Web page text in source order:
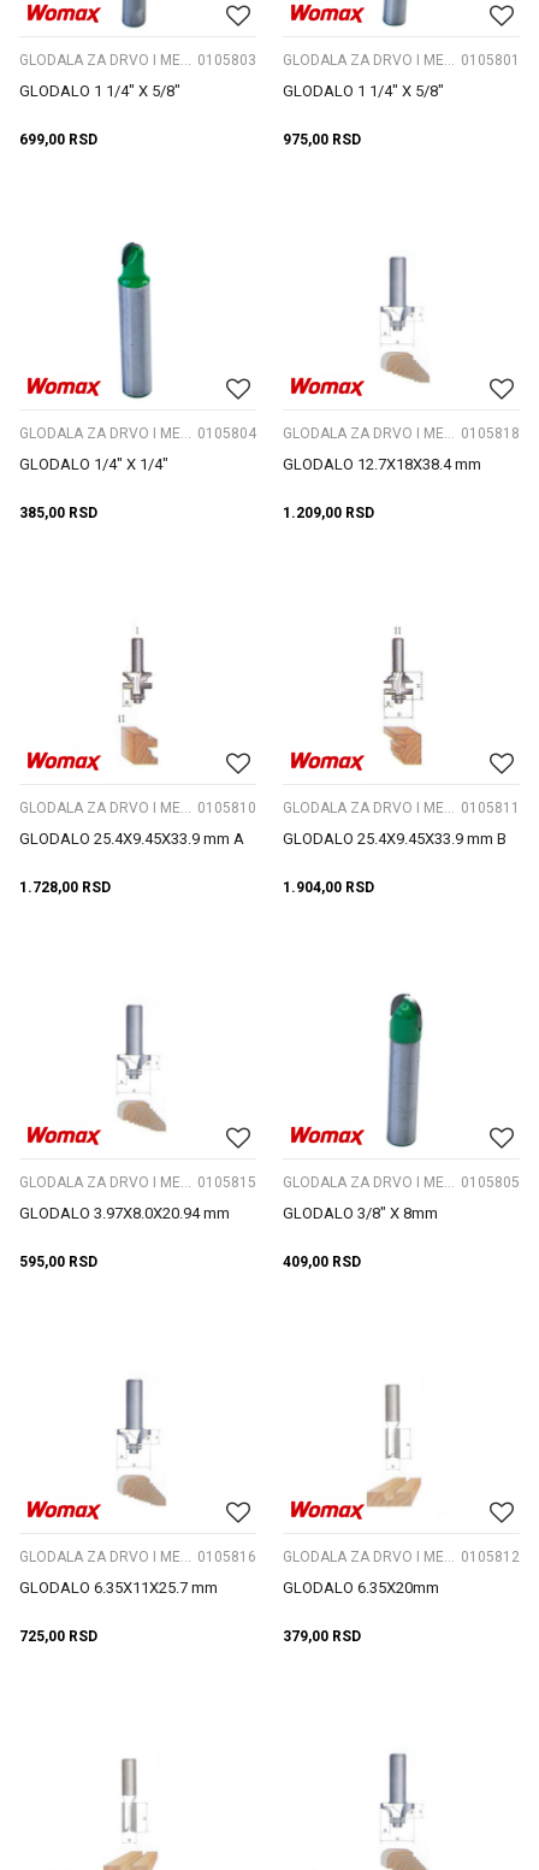
0105803
GLODALO 1 1/4" X 5/8"
699,00 RSD
0105801
GLODALO 1 1/4" X 5/8"
975,00 RSD
GLODALA ZA DRVO I METAL 0105804
GLODALO 1/4" X 1/4"
385,00 RSD
GLODALA ZA DRVO I METAL 0105818
GLODALO 12.7X18X38.4 mm
1.209,00 RSD
GLODALA ZA DRVO I METAL 0105810
GLODALO 25.4X9.45X33.9 mm A
1.728,00 RSD
GLODALA ZA DRVO I METAL 0105811
GLODALO 25.4X9.45X33.9 mm B
1.904,00 RSD
0105815
GLODALO 3.97X8.0X20.94 mm
595,00 RSD
0105805
GLODALO 3/8" X 8mm
409,00 RSD
0105816
GLODALO 6.35X11X25.7 mm
725,00 RSD
0105812
GLODALO 6.35X20mm
379,00 RSD